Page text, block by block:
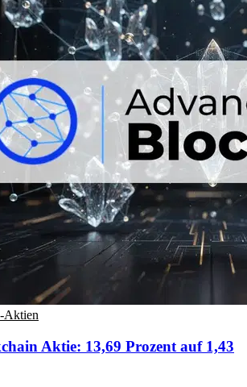
Aktien
Aktie: 13,69 Prozent auf 1,43